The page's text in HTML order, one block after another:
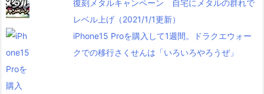
復刻メタルキャンペーン 自宅にメタルの群れで
レベル上げ（2021/1/1更新）
iPhone15 Proを購入して1週間。ドラクエウォー
クでの移行さくせんは「いろいろやろうぜ」